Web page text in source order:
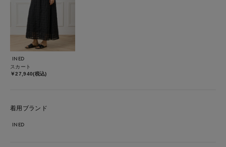
INED
スカート
￥27,940(税込)
着用ブランド
INED